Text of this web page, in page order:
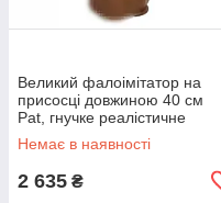
Великий фалоімітатор на
присосці довжиною 40 см
Pat, гнучке реалістичне
дилдо з ТПЕ, діаметр 6 см
Немає в наявності
2 635 ₴